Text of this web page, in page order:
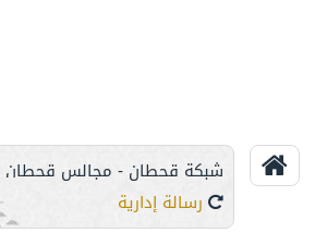
شبكة قحطان - مجالس قحطان
رسالة إدارية